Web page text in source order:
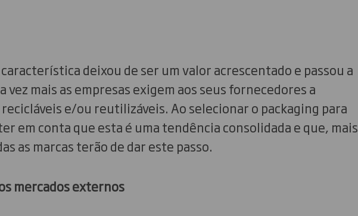
deixou de ser um valor acrescentado e passou a
vez mais as empresas exigem aos seus fornecedores a
e/ou reutilizáveis. Ao selecionar o packaging para
em conta que esta é uma tendência consolidada e que, mais
as marcas terão de dar este passo.
mercados externos